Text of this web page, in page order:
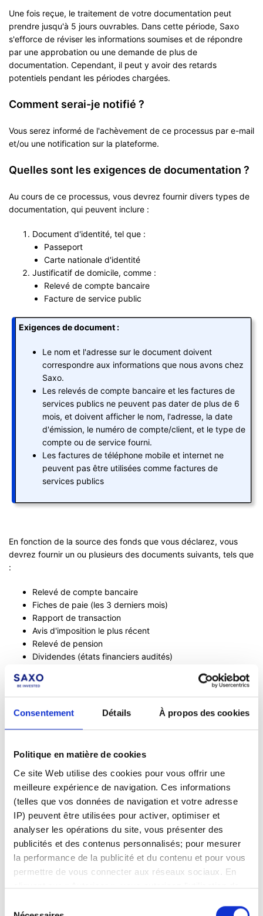
Consentement Détails À propos des cookies
Politique en matière de cookies
Ce site Web utilise des cookies pour vous offrir une
meilleure expérience de navigation. Ces informations
(telles que vos données de navigation et votre adresse
IP) peuvent être utilisées pour activer, optimiser et
analyser les opérations du site, vous présenter des
publicités et des contenus personnalisés; pour mesurer
la performance de la publicité et du contenu et pour vous
permettre de vous connecter aux réseaux sociaux. En
cliquant sur « Autoriser », vous autorisez l'utilisation de
personnelles. Sélectionnez « Gérer le consentement »
Une fois reçue, le traitement de votre documentation peut
prendre jusqu'à 5 jours ouvrables. Dans cette période, Saxo
s'efforce de réviser les informations soumises et de répondre
par une approbation ou une demande de plus de
documentation. Cependant, il peut y avoir des retards
potentiels pendant les périodes chargées.
Comment serai-je notifié ?
Vous serez informé de l'achèvement de ce processus par e-mail
et/ou une notification sur la plateforme.
Quelles sont les exigences de documentation ?
Au cours de ce processus, vous devrez fournir divers types de
documentation, qui peuvent inclure :
Document d'identité, tel que :
Passeport
Carte nationale d'identité
Justificatif de domicile, comme :
Relevé de compte bancaire
Facture de service public
Exigences de document :
Le nom et l'adresse sur le document doivent
correspondre aux informations que nous avons chez
Saxo.
Les relevés de compte bancaire et les factures de
services publics ne peuvent pas dater de plus de 6
mois, et doivent afficher le nom, l'adresse, la date
d'émission, le numéro de compte/client, et le type de
compte ou de service fourni.
Les factures de téléphone mobile et internet ne
peuvent pas être utilisées comme factures de
services publics
En fonction de la source des fonds que vous déclarez, vous
devrez fournir un ou plusieurs des documents suivants, tels que
:
Relevé de compte bancaire
Fiches de paie (les 3 derniers mois)
Rapport de transaction
Avis d'imposition le plus récent
Relevé de pension
Dividendes (états financiers audités)
Immobilier (copie du contrat de bail, copie du contrat de
vente)
En cas gains sur valeurs mobilières provenant d'une autre
Tous les documents doivent être valides et ne pas dater de
plus de 6 mois.
Comptes joints
Les deux titulaires de compte doivent-ils
soumettre séparément des documents ?
Le processus de soumission de la documentation est le même
comptes joints, il est important de noter que les deux